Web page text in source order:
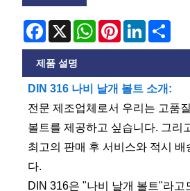
Facebook
X WhatsApp
PinterestLinkedIn
제품 설명
DIN 316 나비 날개 볼트 소개:
전문 제조업체로서 우리는 고품
볼트를 제공하고 싶습니다. 그리
최고의 판매 후 서비스와 적시 배
다.
DIN 316은 "나비 날개 볼트"라고